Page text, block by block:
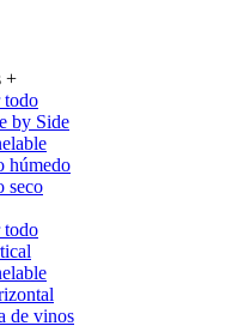
+
todo
by Side
húmedo
seco
todo
de vinos